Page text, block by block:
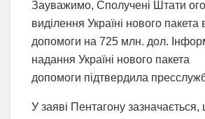
Зауважимо, Сполучені Штати
виділення Україні нового пакета
допомоги на 725 млн. дол.
надання Україні нового пакета
допомоги підтвердила
У заяві Пентагону